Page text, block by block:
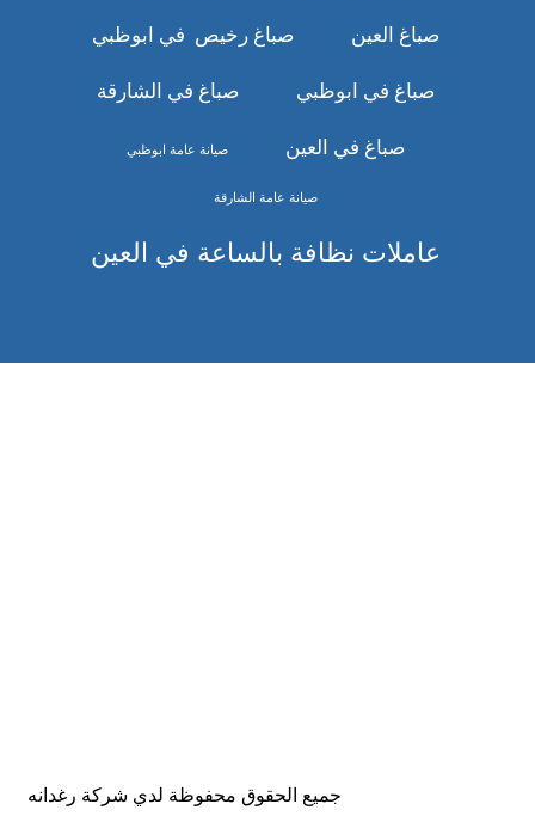
صباغ العين صباغ رخيص في ابوظبي
صباغ في ابوظبي صباغ في الشارقة
صباغ في العين صيانة عامة ابوظبي
صيانة عامة الشارقة
عاملات نظافة بالساعة في العين
جميع الحقوق محفوظة لدي شركة رغدانه